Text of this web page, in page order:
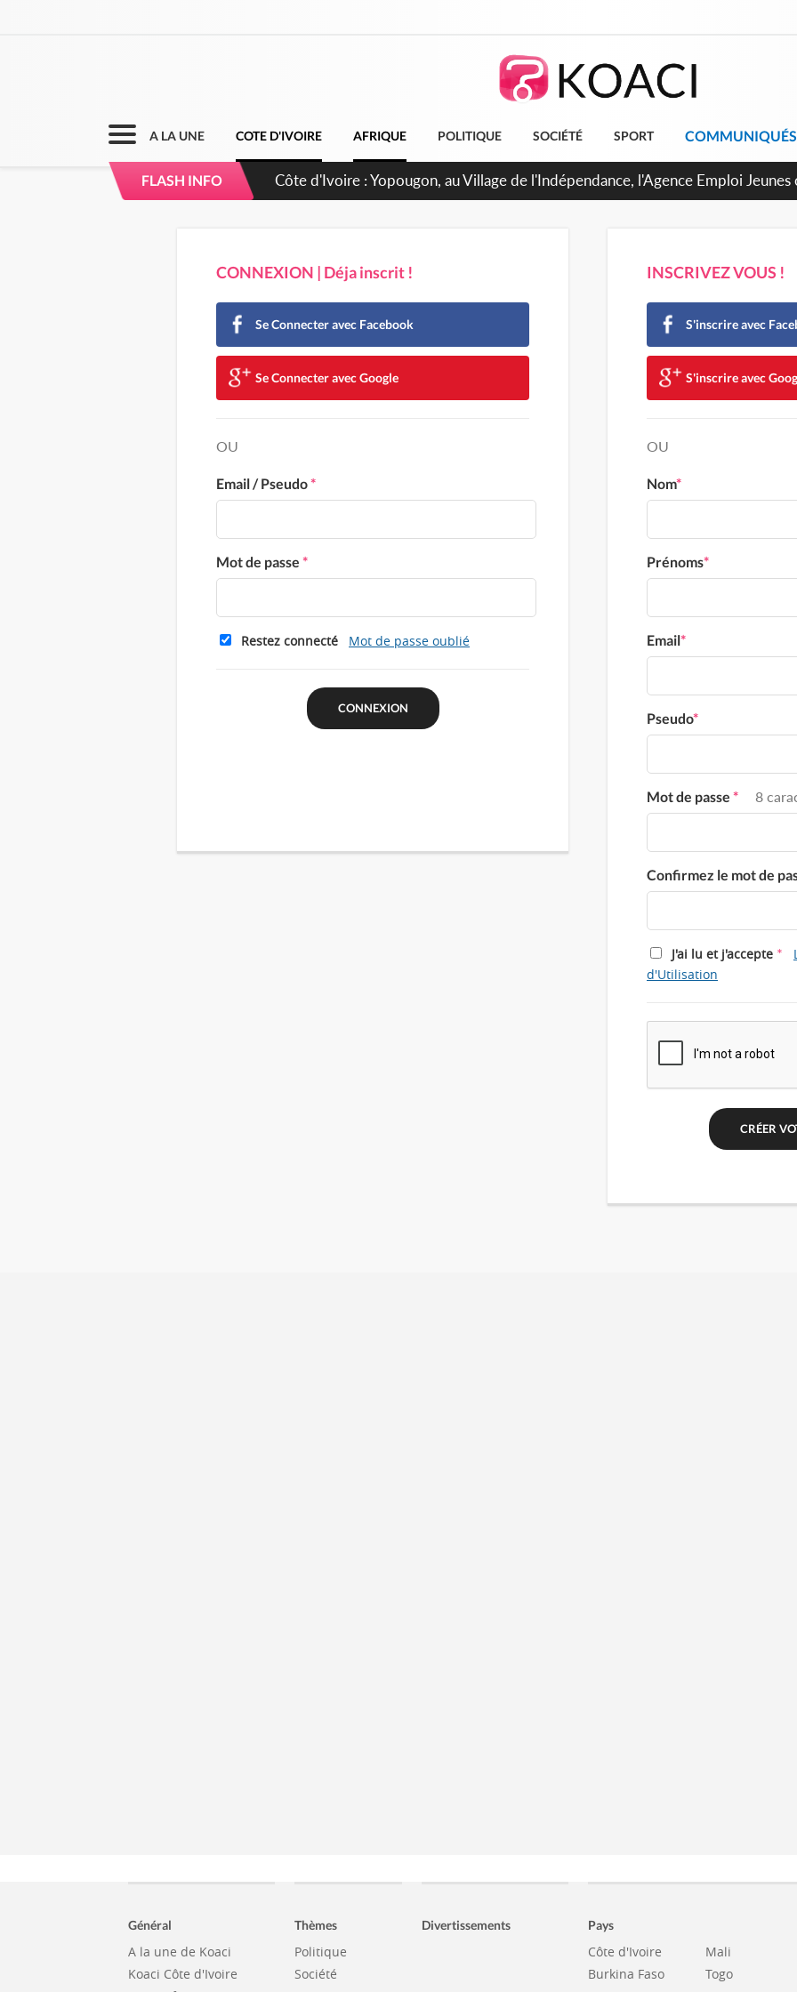
A LA UNE COTE D'IVOIRE AFRIQUE POLITIQUE SOCIÉTÉ SPORT COMMUNIQUÉS
FLASH INFO
Côte d'Ivoire : CHU de Treichville, après la fronde, les agents contractuels
CONNEXION | Déja inscrit !
Se Connecter avec Facebook
Se Connecter avec Google
OU
Email / Pseudo*
Mot de passe *
Restez connecté Mot de passe oublié
INSCRIVEZ VOUS !
S'inscrire avec
S'inscrire avec
OU
Nom*
Prénoms*
Email*
Pseudo*
Mot de passe * 8
Confirmez le mot de
J'ai lu et j'accepte *
d'Utilisation
Général
A la une de Koaci
Koaci Côte d'Ivoire
Thèmes
Politique
Société
Divertissements Pays
Côte d'Ivoire
Burkina Faso
Mali
Togo